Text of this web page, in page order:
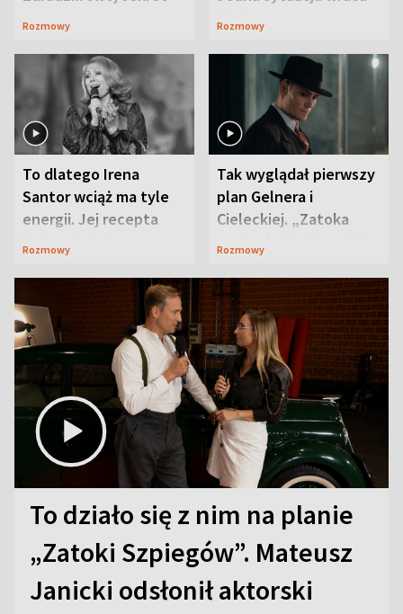
Rozmowy
jak bumerang
Rozmowy
To dlatego Irena
Santor wciąż ma tyle
energii. Jej recepta
jest zaskakująco
Rozmowy
Tak wyglądał pierwszy
plan Gelnera i
Cieleckiej. „Zatoka
szpiegów” od razu ich
Rozmowy
To działo się z nim na planie
„Zatoki Szpiegów”. Mateusz
Janicki odsłonił aktorski